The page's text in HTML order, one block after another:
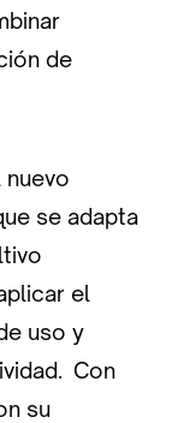
de
nuevo
se adapta
el
uso y
Con
su